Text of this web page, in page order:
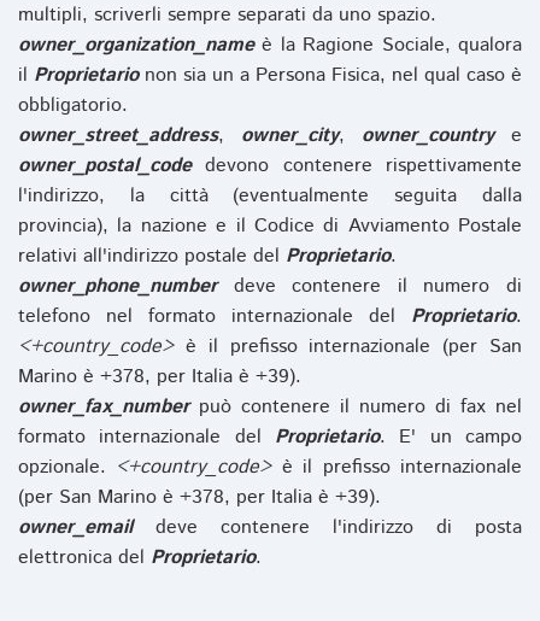
multipli, scriverli sempre separati da uno spazio.
owner_organization_nameè la Ragione Sociale, qualora
il Proprietarionon sia un a Persona Fisica, nel qual caso è
obbligatorio.
owner_street_address, owner_city, owner_countrye
owner_postal_codedevono contenere rispettivamente
l'indirizzo, la città (eventualmente seguita dalla
provincia), la nazione e il Codice di Avviamento Postale
relativi all'indirizzo postale del Proprietario.
owner_phone_numberdeve contenere il numero di
telefono nel formato internazionale del Proprietario.
<+country_code>è il prefisso internazionale (per San
Marino è +378, per Italia è +39).
owner_fax_numberpuò contenere il numero di fax nel
formato internazionale del Proprietario. E' un campo
opzionale. <+country_code>è il prefisso internazionale
(per San Marino è +378, per Italia è +39).
owner_emaildeve contenere l'indirizzo di posta
elettronica del Proprietario.